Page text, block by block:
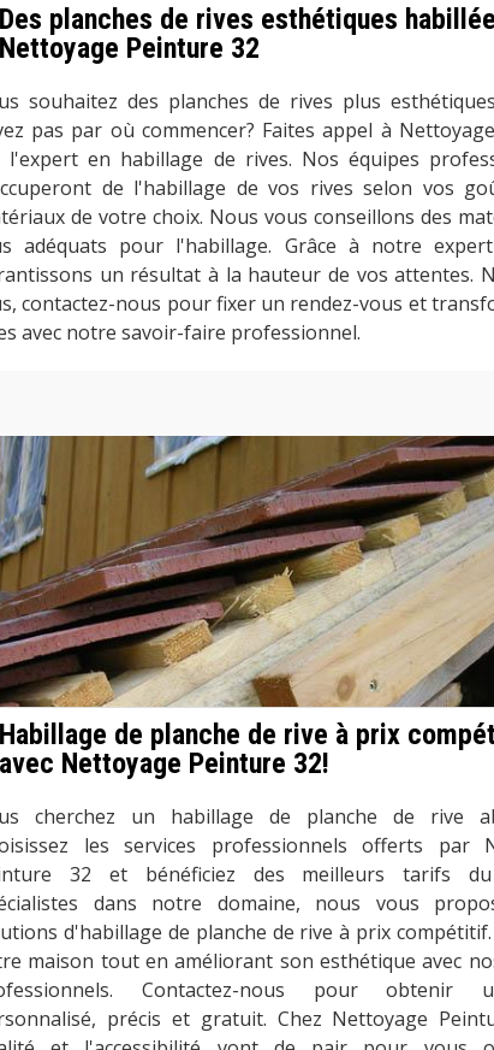
Des planches de rives esthétiques
Nettoyage Peinture 32
souhaitez des planches de rives plus
pas par où commencer? Faites appel à
l'expert en habillage de rives. Nos équipes
de l'habillage de vos rives selon vos
de votre choix. Nous vous conseillons des
adéquats pour l'habillage. Grâce à notre
un résultat à la hauteur de vos attentes.
contactez-nous pour fixer un rendez-vous et
avec notre savoir-faire professionnel.
Habillage de planche de rive à prix
avec Nettoyage Peinture 32!
cherchez un habillage de planche de rive
les services professionnels offerts par
32 et bénéficiez des meilleurs tarifs du
dans notre domaine, nous vous
d'habillage de planche de rive à prix
maison tout en améliorant son esthétique avec
Contactez-nous pour obtenir
précis et gratuit. Chez Nettoyage